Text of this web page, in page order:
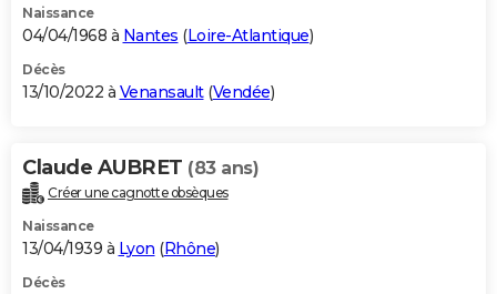
Naissance
04/04/1968 à Nantes (Loire-Atlantique)
Décès
13/10/2022 à Venansault(Vendée)
Claude AUBRET (83 ans)
Créer une cagnotte obsèques
Naissance
13/04/1939 à Lyon (Rhône)
Décès